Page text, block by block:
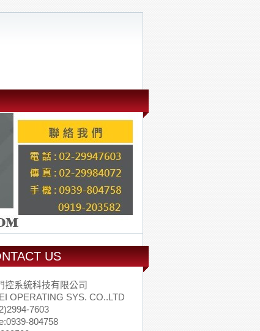
US
控系統科技有限公司
OPERATING SYS. CO..LTD
7603
804758